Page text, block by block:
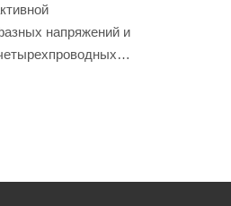
напряжений и